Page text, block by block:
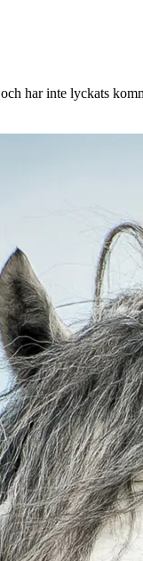
har inte lyckats